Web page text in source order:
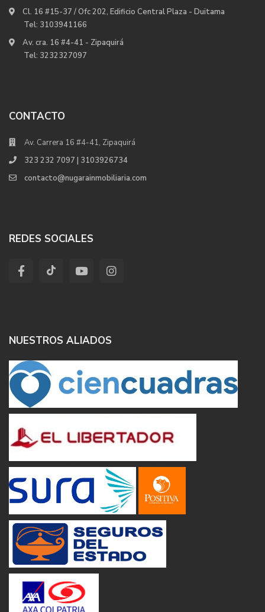
Cl. 16 #15-37 / Ofc 202, Edificio Central Plaza - Duitama
Tel: 3103941166
Av. cra. 16 #4-41 - Zipaquirá
Tel: 3232327097
CONTACTO
Av. Carrera 16 #4-41, Zipaquirá
323 232 7097 | 3103926734
contacto@nugarainmobiliaria.com
REDES SOCIALES
NUESTROS ALIADOS